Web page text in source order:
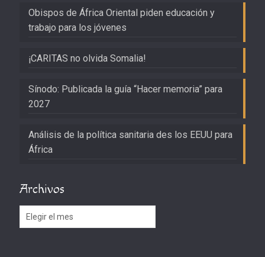
Obispos de África Oriental piden educación y
trabajo para los jóvenes
¡CARITAS no olvida Somalia!
Sínodo: Publicada la guía “Hacer memoria” para
2027
Análisis de la política sanitaria des los EEUU para
África
Archivos
Archivos